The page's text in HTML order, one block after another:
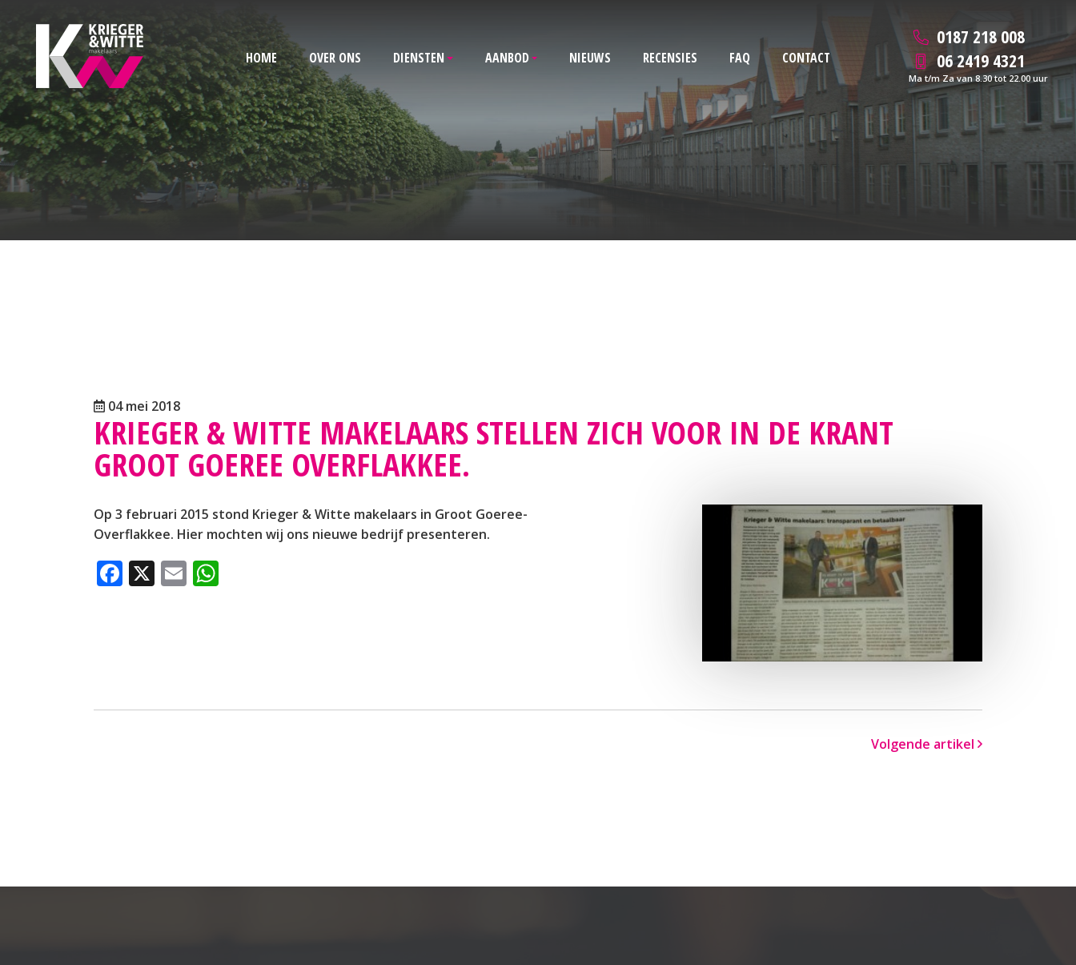
HOME OVER ONS DIENSTEN AANBOD NIEUWS RECENSIES FAQ CONTACT
0187 218 008
06 2419 4321
Ma t/m Za van 8.30 tot 22.00 uur
04 mei 2018
KRIEGER & WITTE MAKELAARS STELLEN ZICH VOOR IN DE KRANT
GROOT GOEREE OVERFLAKKEE.
Op 3 februari 2015 stond Krieger & Witte makelaars in Groot Goeree-
Overflakkee. Hier mochten wij ons nieuwe bedrijf presenteren.
Facebook
X Email
Volgende artikel